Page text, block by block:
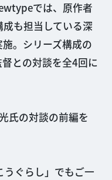
では、原作者
も担当している深
。シリーズ構成の
との対談を全4回に
氏の対談の前編を
ぐらし」でもご一